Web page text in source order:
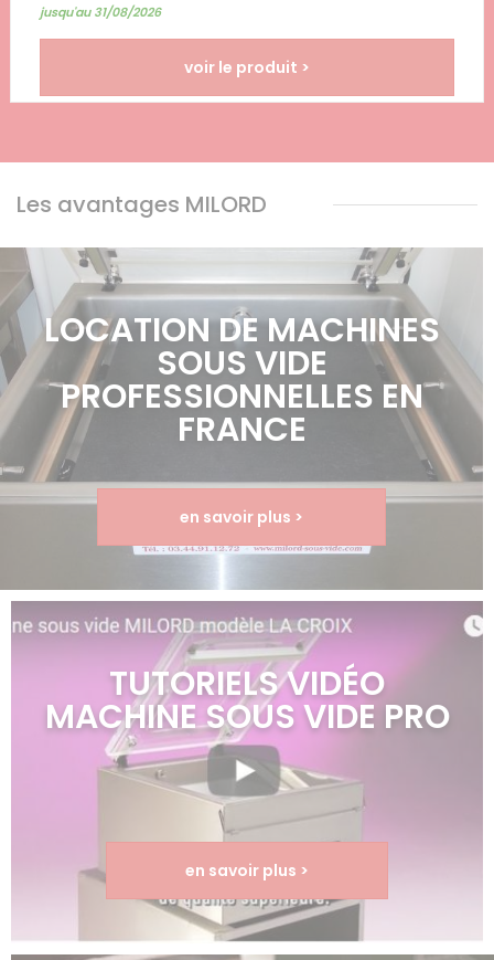
jusqu'au 31/08/2026
voir le produit >
Les avantages MILORD
LOCATION DE MACHINES
SOUS VIDE
PROFESSIONNELLES EN
FRANCE
en savoir plus >
TUTORIELS VIDÉO
MACHINE SOUS VIDE PRO
en savoir plus >